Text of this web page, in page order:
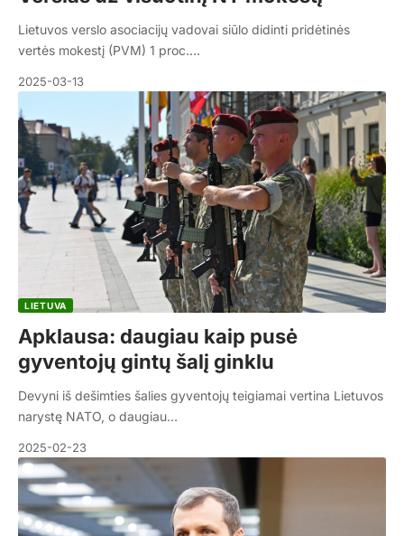
Lietuvos verslo asociacijų vadovai siūlo didinti pridėtinės
vertės mokestį (PVM) 1 proc.…
2025-03-13
LIETUVA
Apklausa: daugiau kaip pusė
gyventojų gintų šalį ginklu
Devyni iš dešimties šalies gyventojų teigiamai vertina Lietuvos
narystę NATO, o daugiau…
2025-02-23